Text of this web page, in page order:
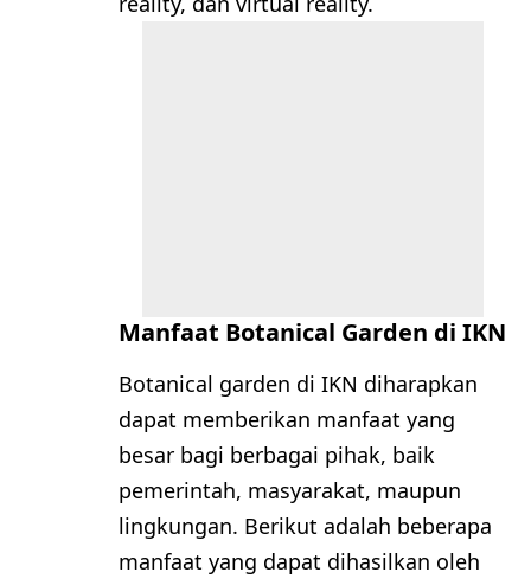
Manfaat Botanical Garden di IKN
Botanical garden di IKN diharapkan
dapat memberikan manfaat yang
besar bagi berbagai pihak, baik
pemerintah, masyarakat, maupun
lingkungan. Berikut adalah beberapa
manfaat yang dapat dihasilkan oleh